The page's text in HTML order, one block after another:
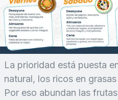
La prioridad está puesta
natural, los ricos en
Por eso abundan las